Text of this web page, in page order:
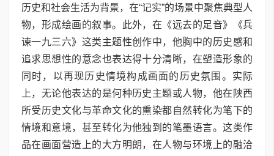
历史和社会生活为背景，在“记实”的场景中聚焦典型人
物，形成绘画的叙事。此外，在《远去的足音》《兵
谏一九三六》这类主题性创作中，他胸中的历史感和
追求思想性的意念也表达得十分清晰，在塑造形象的
同时，以再现历史情境构成画面的历史氛围。实际
上，无论他表达的是何种历史主题或人物，他在陕西
所受历史文化与革命文化的熏染都自然转化为笔下的
情境和意境，甚至转化为他独到的笔墨语言。这类作
品在画面营造上的大方明朗，在人物与环境上的融洽